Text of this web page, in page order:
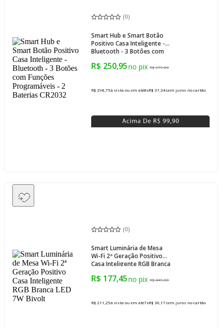
(0)
Smart Hub e Smart Botão
Positivo Casa Inteligente -
Bluetooth - 3 Botões com
Baterias CR2032
R$ 250,95 R$ 379,00
R$ 298,75à vista ou em até8xR$ 37,34sem juros no cartão
(0)
Smart Luminária de Mesa
Wi-Fi 2ª Geração Positivo
Casa Inteligente RGB Branca
R$ 177,45 R$ 449,00
R$ 211,25à vista ou em até7xR$ 30,17sem juros no cartão